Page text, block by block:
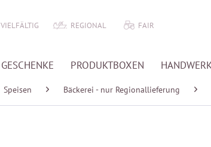
VIELFÄLTIG REGIONAL FAIR
GESCHENKE PRODUKTBOXEN
Speisen Bäckerei - nur Regionallieferung